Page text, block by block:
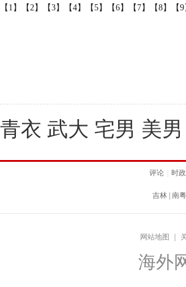
【1】 【2】 【3】 【4】 【5】 【6】 【7】 【8】 【9
青衣 武大 宅男 美
评论 时政
吉林 南粤
网站地图
海外